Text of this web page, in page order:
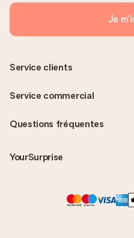
Je
Questions fréquentes
YourSurprise
Service clients
Service commercial